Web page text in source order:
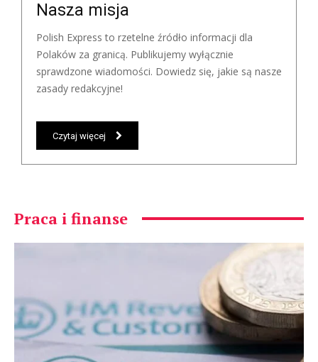
Nasza misja
Polish Express to rzetelne źródło informacji dla
Polaków za granicą. Publikujemy wyłącznie
sprawdzone wiadomości. Dowiedz się, jakie są nasze
zasady redakcyjne!
Czytaj więcej
Praca i finanse